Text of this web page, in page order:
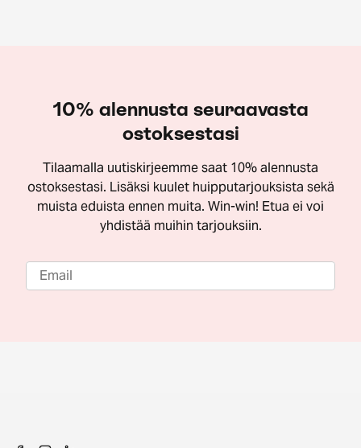
10% alennusta seuraavasta
ostoksestasi
Tilaamalla uutiskirjeemme saat 10% alennusta
ostoksestasi. Lisäksi kuulet huipputarjouksista sekä
muista eduista ennen muita. Win-win! Etua ei voi
yhdistää muihin tarjouksiin.